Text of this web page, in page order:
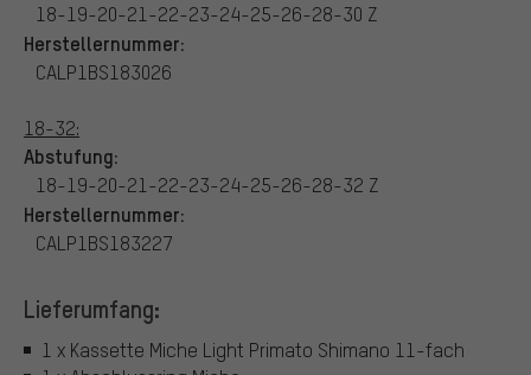
18-19-20-21-22-23-24-25-26-28-30 Z
Herstellernummer:
CALP1BS183026
18-32:
Abstufung:
18-19-20-21-22-23-24-25-26-28-32 Z
Herstellernummer:
CALP1BS183227
Lieferumfang:
1 x Kassette Miche Light Primato Shimano 11-fach